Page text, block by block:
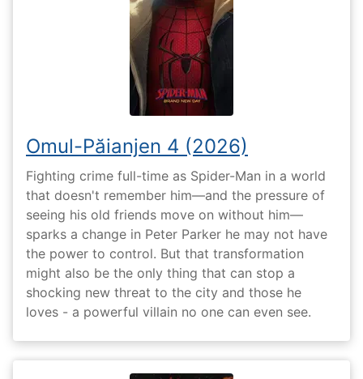
Omul-Păianjen 4 (2026)
Fighting crime full-time as Spider-Man in a world
that doesn't remember him—and the pressure of
seeing his old friends move on without him—
sparks a change in Peter Parker he may not have
the power to control. But that transformation
might also be the only thing that can stop a
shocking new threat to the city and those he
loves - a powerful villain no one can even see.